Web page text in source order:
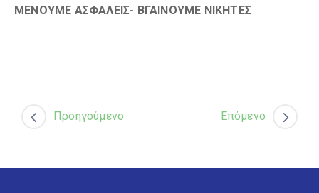
ΜΕΝΟΥΜΕ ΑΣΦΑΛΕΙΣ- ΒΓΑΙΝΟΥΜΕ ΝΙΚΗΤΕΣ
Προηγούμενο Επόμενο